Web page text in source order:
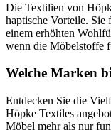
Die Textilien von
haptische Vorteile. Sie
einem erhöhten
wenn die Möbelstoffe
Welche Marken
Entdecken Sie die
Höpke Textiles
Möbel mehr als nur